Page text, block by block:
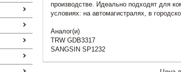
производстве. Идеально подходят для
условиях: на автомагистралях, в
Аналог(и)
TRW GDB3317
SANGSIN SP1232